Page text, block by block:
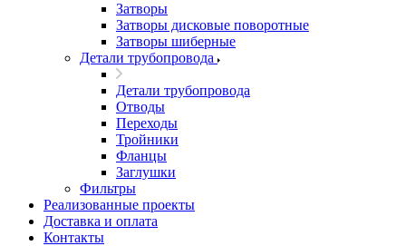
Затворы
Затворы дисковые поворотные
Затворы шиберные
Детали трубопровода
Детали трубопровода
Отводы
Переходы
Тройники
Фланцы
Заглушки
Фильтры
Реализованные проекты
Доставка и оплата
Контакты